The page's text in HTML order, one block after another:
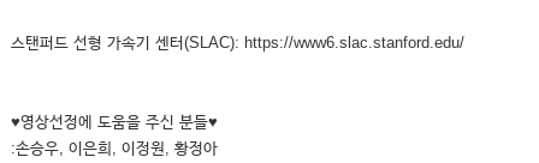
스탠퍼드 선형 가속기 센터(SLAC): https://www6.slac.stanford.edu/
♥영상선정에 도움을 주신 분들♥
:손승우, 이은희, 이정원, 황정아